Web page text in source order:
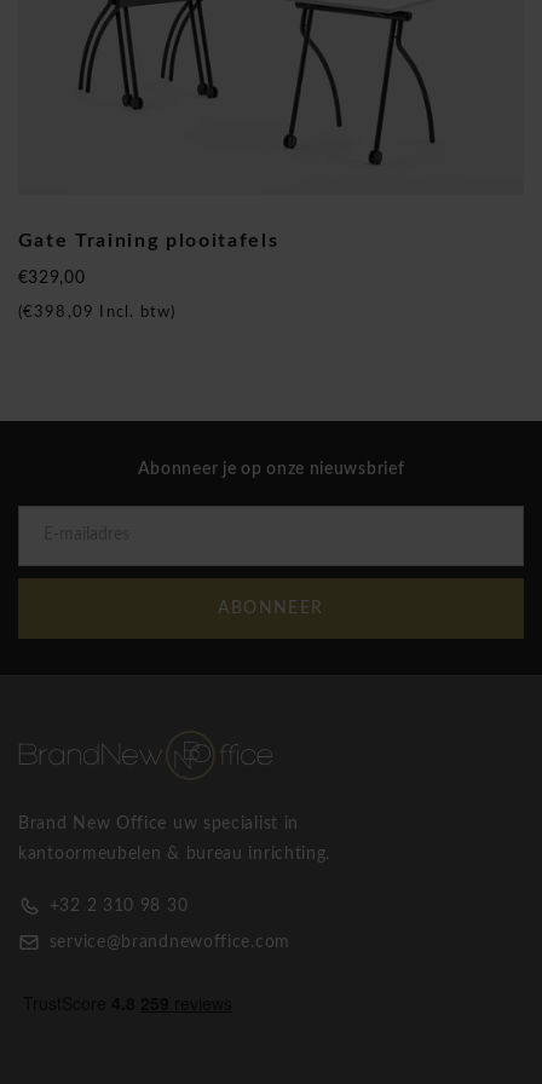
ontwikkeling en intelligente consumptie. Van ontwerp tot
productie, elke stap wordt zorgvuldig doordacht en
geanalyseerd, rekening houdend met de impact op het
milieu, waarbij wordt geprobeerd energieverspilling en
materiaalverspilling tot een minimum te beperken.
Gate Training plooitafels
€329,00
(€398,09 Incl. btw)
Abonneer je op onze nieuwsbrief
ABONNEER
Brand New Office uw specialist in
kantoormeubelen & bureau inrichting.
+32 2 310 98 30
service@brandnewoffice.com